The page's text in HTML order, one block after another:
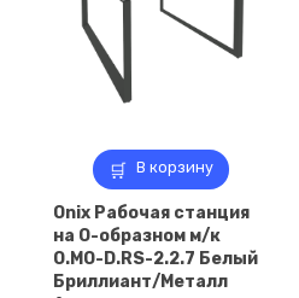
В корзину
Onix Рабочая станция
на О-образном м/к
O.MO-D.RS-2.2.7 Белый
Бриллиант/Металл